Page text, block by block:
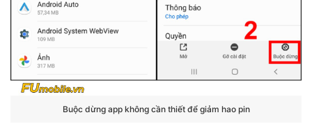
Buộc dừng app không cần thiết để giảm hao pin